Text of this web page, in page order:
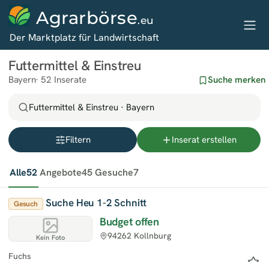
Agrarbörse.eu
Der Marktplatz für Landwirtschaft
Futtermittel & Einstreu
Bayern 52 Inserate Suche merken
Futtermittel & Einstreu · Bayern
Filtern Inserat erstellen
Alle52Angebote45Gesuche7
Kein Foto
Gesuch Suche Heu 1-2 Schnitt
Budget offen
94262 Kollnburg
Fuchs